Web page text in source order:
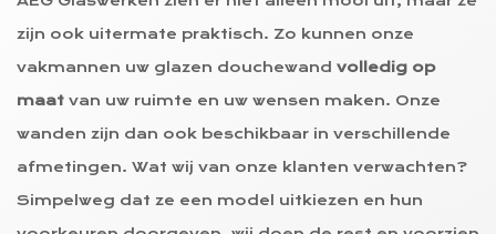
zijn ook uitermate praktisch. Zo kunnen onze
vakmannen uw glazen douchewand volledig op
maat van uw ruimte en uw wensen maken. Onze
wanden zijn dan ook beschikbaar in verschillende
afmetingen. Wat wij van onze klanten verwachten?
Simpelweg dat ze een model uitkiezen en hun